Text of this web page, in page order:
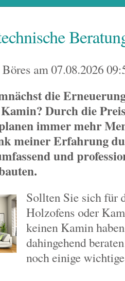
am 07.08.2026
die
Durch die
immer mehr
meiner Erfahrung
und
Sollten Sie sich für
Holzofens oder
keinen Kamin
dahingehend
noch einige